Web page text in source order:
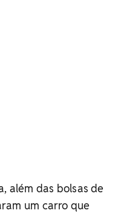
além das bolsas de
um carro que